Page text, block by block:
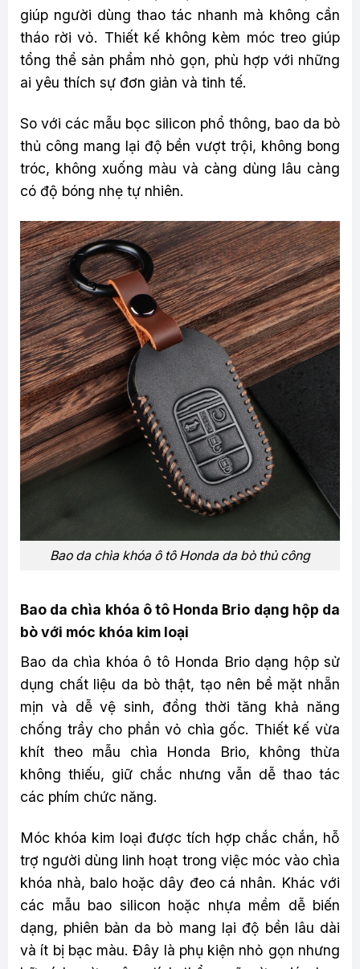
giúp người dùng thao tác nhanh mà không cần
tháo rời vỏ. Thiết kế không kèm móc treo giúp
tổng thể sản phẩm nhỏ gọn, phù hợp với những
ai yêu thích sự đơn giản và tinh tế.
So với các mẫu bọc silicon phổ thông, bao da bò
thủ công mang lại độ bền vượt trội, không bong
tróc, không xuống màu và càng dùng lâu càng
có độ bóng nhẹ tự nhiên.
Bao da chìa khóa ô tô Honda da bò thủ công
Bao da chìa khóa ô tô Honda Brio dạng hộp da
bò với móc khóa kim loại
Bao da chìa khóa ô tô Honda Brio dạng hộp sử
dụng chất liệu da bò thật, tạo nên bề mặt nhẵn
mịn và dễ vệ sinh, đồng thời tăng khả năng
chống trầy cho phần vỏ chìa gốc. Thiết kế vừa
khít theo mẫu chìa Honda Brio, không thừa
không thiếu, giữ chắc nhưng vẫn dễ thao tác
các phím chức năng.
Móc khóa kim loại được tích hợp chắc chắn, hỗ
trợ người dùng linh hoạt trong việc móc vào chìa
khóa nhà, balo hoặc dây đeo cá nhân. Khác với
các mẫu bao silicon hoặc nhựa mềm dễ biến
dạng, phiên bản da bò mang lại độ bền lâu dài
và ít bị bạc màu. Đây là phụ kiện nhỏ gọn nhưng